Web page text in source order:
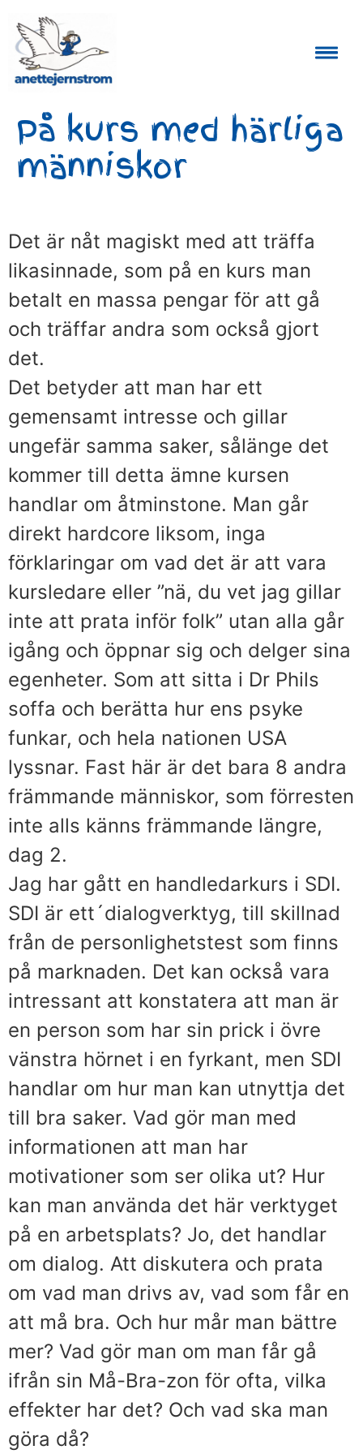
På kurs med härliga
människor
Det är nåt magiskt med att träffa
likasinnade, som på en kurs man
betalt en massa pengar för att gå
och träffar andra som också gjort
det.
Det betyder att man har ett
gemensamt intresse och gillar
ungefär samma saker, sålänge det
kommer till detta ämne kursen
handlar om åtminstone. Man går
direkt hardcore liksom, inga
förklaringar om vad det är att vara
kursledare eller ”nä, du vet jag gillar
inte att prata inför folk” utan alla går
igång och öppnar sig och delger sina
egenheter. Som att sitta i Dr Phils
soffa och berätta hur ens psyke
funkar, och hela nationen USA
lyssnar. Fast här är det bara 8 andra
främmande människor, som förresten
inte alls känns främmande längre,
dag 2.
Jag har gått en handledarkurs i SDI.
SDI är ett´dialogverktyg, till skillnad
från de personlighetstest som finns
på marknaden. Det kan också vara
intressant att konstatera att man är
en person som har sin prick i övre
vänstra hörnet i en fyrkant, men SDI
handlar om hur man kan utnyttja det
till bra saker. Vad gör man med
informationen att man har
motivationer som ser olika ut? Hur
kan man använda det här verktyget
på en arbetsplats? Jo, det handlar
om dialog. Att diskutera och prata
om vad man drivs av, vad som får en
att må bra. Och hur mår man bättre
mer? Vad gör man om man får gå
ifrån sin Må-Bra-zon för ofta, vilka
effekter har det? Och vad ska man
göra då?